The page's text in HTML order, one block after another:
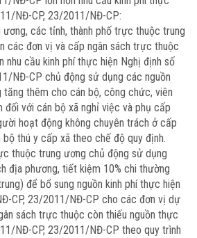
NĐ-CP, 23/2011/NĐ-CP:
ương, các tỉnh, thành phố trực thuộc trung
các đơn vị và cấp ngân sách trực thuộc
nhu cầu kinh phí thực hiện Nghị định số
NĐ-CP chủ động sử dụng các nguồn
thêm cho cán bộ, công chức, viên
với cán bộ xã nghỉ việc và phụ cấp
hoạt động không chuyên trách ở cấp
bộ thú y cấp xã theo chế độ quy định.
thuộc trung ương chủ động sử dụng
địa phương, tiết kiệm 10% chi thường
để bổ sung nguồn kinh phí thực hiện
CP, 23/2011/NĐ-CP cho các đơn vị dự
sách trực thuộc còn thiếu nguồn thực
NĐ-CP, 23/2011/NĐ-CP theo quy trình